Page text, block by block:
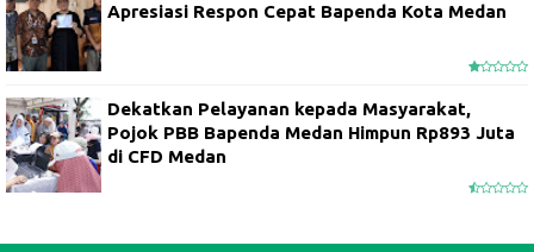
Apresiasi Respon Cepat Bapenda Kota Medan
Dekatkan Pelayanan kepada Masyarakat,
Pojok PBB Bapenda Medan Himpun Rp893 Juta
di CFD Medan